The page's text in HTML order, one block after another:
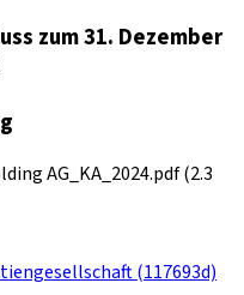
zum 31. Dezember
AG_KA_2024.pdf (2.3
(117693d)